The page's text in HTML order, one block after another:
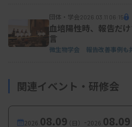
団体・学会2026.03.11 06:15
血培陽性時、報告だ
言
微生物学会 報告改善事例も
関連イベント・研修会
2026. 08.09（日） -2026. 08.09